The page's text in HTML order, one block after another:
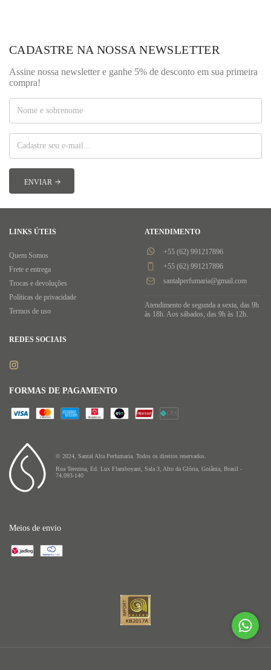
CADASTRE NA NOSSA NEWSLETTER
Assine nossa newsletter e ganhe 5% de desconto em sua primeira
compra!
© 2024, Santal Alta Perfumaria. Todos os direitos reservados.
Rua Terezina, Ed. Lux Flamboyant, Sala 3, Alto da Glória, Goiânia, Brasil -
74.093-140
LINKS ÚTEIS
Quem Somos
Frete e entrega
Trocas e devoluções
Políticas de privacidade
Termos de uso
ATENDIMENTO
+55 (62) 991217896
+55 (62) 991217896
santalperfumaria@gmail.com
Atendimento de segunda a sexta, das 9h
às 18h. Aos sábados, das 9h às 12h.
REDES SOCIAIS
FORMAS DE PAGAMENTO
Meios de envio